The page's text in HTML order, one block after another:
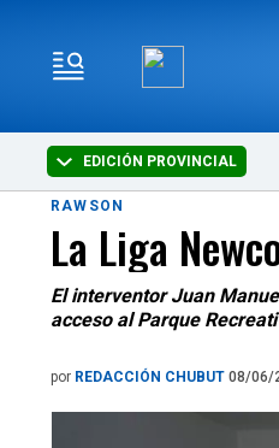
EDICIÓN PROVINCIAL
RAWSON
La Liga
El interventor Juan
acceso al Parque
por REDACCIÓN CHUBUT 08/06/